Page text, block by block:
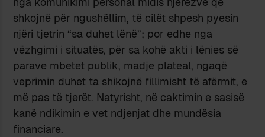
shkojnë për ngushëllim, të cilët shpesh pyesin
njëri tjetrin “sa duhet lënë”; por edhe nga
vëzhgimi i situatës, për sa kohë akti i lënies së
parave mbetet publik, madje plateal, ngaqë
veprimin duhet ta shikojnë fillimisht të afërmit, e
më pas të tjerët. Natyrisht, në caktimin e sasisë
kanë ndikimin e vet ndjenjat dhe mundësia
financiare.